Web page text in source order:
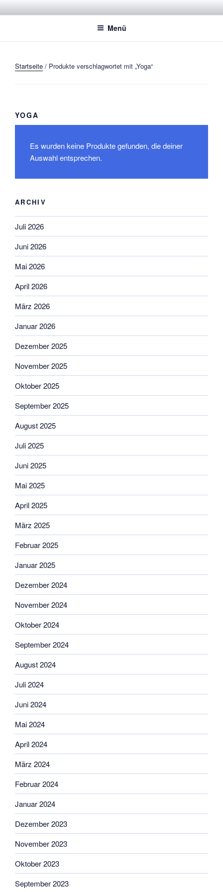
InhaltSTADTSPORTBUND JENA E.V.
Dachverband der Jenaer Sportvereine
Menü
Startseite / Produkte verschlagwortet mit „Yoga“
YOGA
Es wurden keine Produkte gefunden, die deiner
Auswahl entsprechen.
ARCHIV
Juli 2026
Juni 2026
Mai 2026
April 2026
März 2026
Januar 2026
Dezember 2025
November 2025
Oktober 2025
September 2025
August 2025
Juli 2025
Juni 2025
Mai 2025
April 2025
März 2025
Februar 2025
Januar 2025
Dezember 2024
November 2024
Oktober 2024
September 2024
August 2024
Juli 2024
Juni 2024
Mai 2024
April 2024
März 2024
Februar 2024
Januar 2024
Dezember 2023
November 2023
Oktober 2023
September 2023